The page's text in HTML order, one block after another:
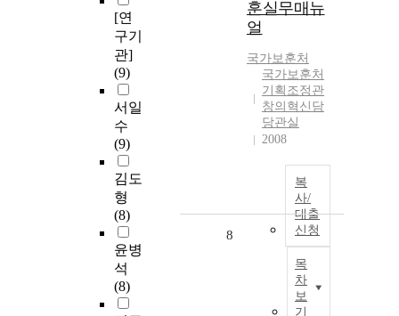
[연
구기
관]
(9)
서일
수
(9)
김도
형
(8)
윤병
석
(8)
훈실무매뉴
얼
국가보훈처
국가보훈처
기획조정관
창의혁신담
당관실
2008
복
사/
대출
신청
목
차
보
기
8